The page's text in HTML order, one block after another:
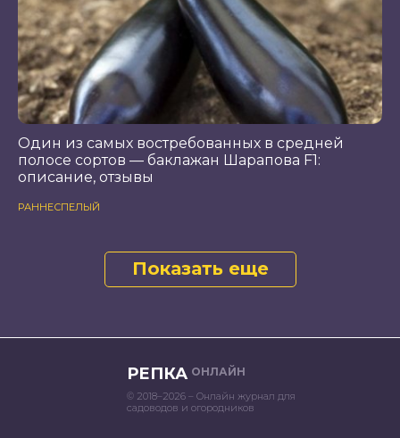
Один из самых востребованных в средней
полосе сортов — баклажан Шарапова F1:
описание, отзывы
РАННЕСПЕЛЫЙ
Показать еще
РЕПКА ОНЛАЙН
© 2018–2026 – Онлайн журнал для
садоводов и огородников